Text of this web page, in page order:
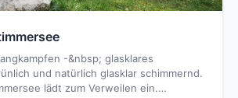
-&nbsp; glasklares
und natürlich glasklar schimmernd.
lädt zum Verweilen ein.…